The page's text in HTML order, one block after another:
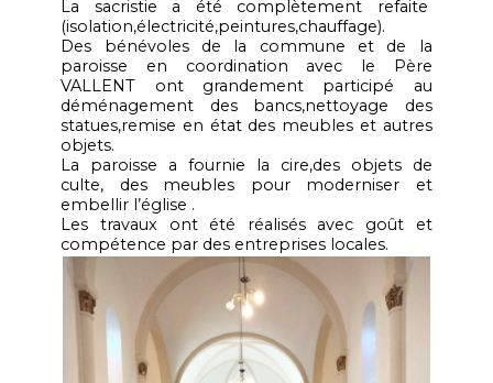
La sacristie a été complètement refaite
(isolation,électricité,peintures,chauffage).
Des bénévoles de la commune et de la
paroisse en coordination avec le Père
VALLENT ont grandement participé au
déménagement des bancs,nettoyage des
statues,remise en état des meubles et autres
objets.
La paroisse a fournie la cire,des objets de
culte, des meubles pour moderniser et
embellir l’église .
Les travaux ont été réalisés avec goût et
compétence par des entreprises locales.